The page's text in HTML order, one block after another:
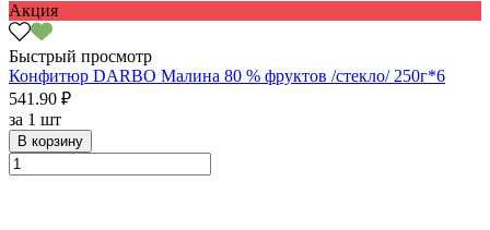
Акция
Быстрый просмотр
Конфитюр DARBO Малина 80 % фруктов /стекло/ 250г*6
541.90 ₽
за 1 шт
В корзину